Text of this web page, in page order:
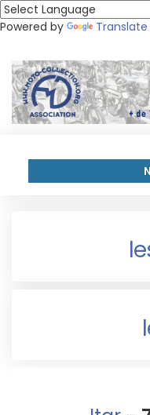
Powered by Translate